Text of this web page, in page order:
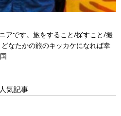
アです。旅をすること/探すこと/撮
なたかの旅のキッカケになれば幸
人気記事